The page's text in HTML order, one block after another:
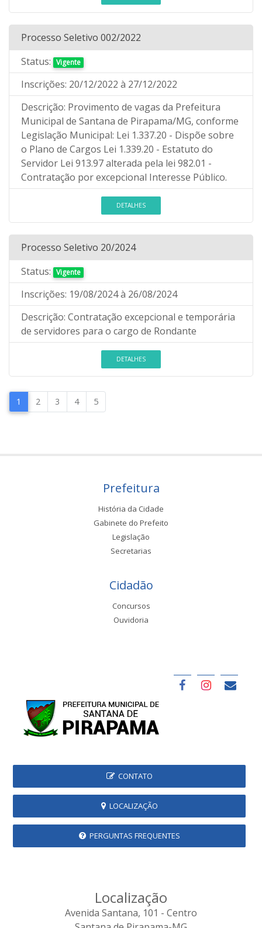
Processo Seletivo 002/2022
Status: Vigente
Inscrições: 20/12/2022 à 27/12/2022
Descrição: Provimento de vagas da Prefeitura
Municipal de Santana de Pirapama/MG, conforme
Legislação Municipal: Lei 1.337.20 - Dispõe sobre
o Plano de Cargos Lei 1.339.20 - Estatuto do
Servidor Lei 913.97 alterada pela lei 982.01 -
Contratação por excepcional Interesse Público.
DETALHES
Processo Seletivo 20/2024
Status: Vigente
Inscrições: 19/08/2024à 26/08/2024
Descrição: Contratação excepcional e temporária
de servidores para o cargo de Rondante
DETALHES
1 2 3 4 5
Prefeitura
História da Cidade
Gabinete do Prefeito
Legislação
Secretarias
Cidadão
Concursos
Ouvidoria
CONTATO
LOCALIZAÇÃO
PERGUNTAS FREQUENTES
Localização
Avenida Santana, 101 - Centro